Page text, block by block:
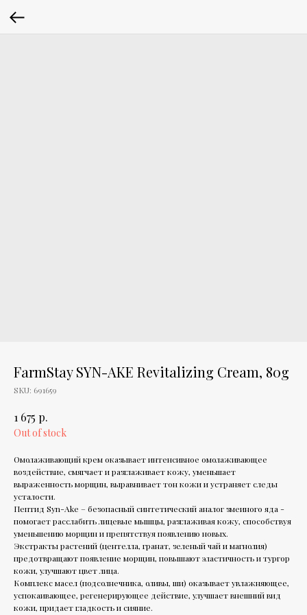
FarmStay SYN-AKE Revitalizing Cream, 80g
SKU: 691659
1 675 р.
Out of stock
Омолаживающий крем оказывает интенсивное омолаживающее
воздействие, cмягчает и разглаживает кожу, уменьшает
выраженность морщин, выравнивает тон кожи и устраняет следы
усталости.
Пептид Syn-Ake – безопасный синтетический аналог змеиного яда -
помогает расслабить лицевые мышцы, разглаживая кожу, способствуя
уменьшению морщин и препятствуя появлению новых.
Экстракты растений (центелла, гранат, зеленый чай и магнолия)
предотвращают появление морщин, повышают эластичность и тургор
кожи, улучшают цвет лица.
Комплекс масел (подсолнечника, оливы, ши) оказывает увлажняющее,
успокаивающее, регенерирующее действие, улучшает внешний вид
кожи, придает гладкость и сияние.